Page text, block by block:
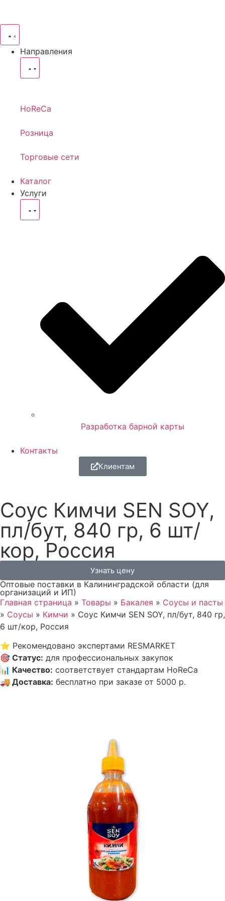
Направления
HoReCa
Розница
Торговые сети
Каталог
Услуги
Разработка барной карты
Контакты
Клиентам
Соус Кимчи SEN SOY,
пл/бут, 840 гр, 6 шт/
кор, Россия
Узнать цену
Оптовые поставки в Калининградской области (для
организаций и ИП)
Главная страница » Товары » Бакалея » Соусы и пасты
» Соусы » Кимчи » Соус Кимчи SEN SOY, пл/бут, 840 гр,
6 шт/кор, Россия
⭐ Рекомендовано экспертами RESMARKET
🎯 Статус: для профессиональных закупок
📊 Качество: соответствует стандартам HoReCa
🚚 Доставка: бесплатно при заказе от 5000 р.